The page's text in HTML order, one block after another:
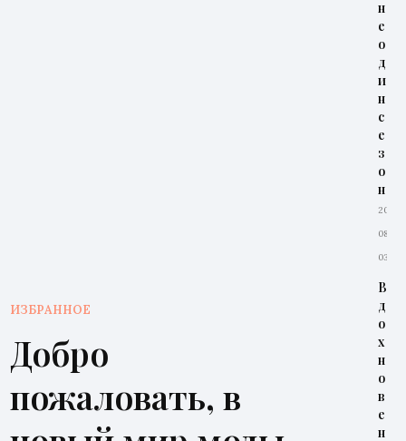
ИЗБРАННОЕ
Добро
пожаловать, в
н
е
о
д
и
н
с
е
з
о
н
2026-
08-
03
В
д
о
х
н
о
в
е
н